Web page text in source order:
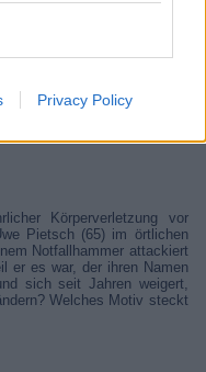
Privacy Policy
Namensgebung 24-
)
Körperverletzung vor
Pietsch (65) im örtlichen
Notfallhammer attackiert
er es war, der ihren Namen
sich seit Jahren weigert,
Welches Motiv steckt